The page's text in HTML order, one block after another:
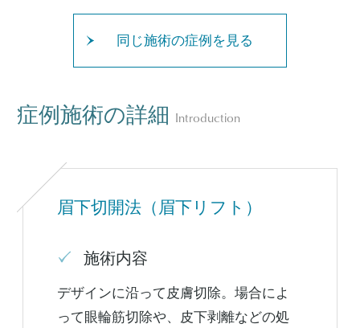
同じ施術の症例を見る
症例施術の詳細 Introduction
眉下切開法（眉下リフト）
施術内容
デザインに沿って皮膚切除。場合によ
って眼輪筋切除や、皮下剥離などの処